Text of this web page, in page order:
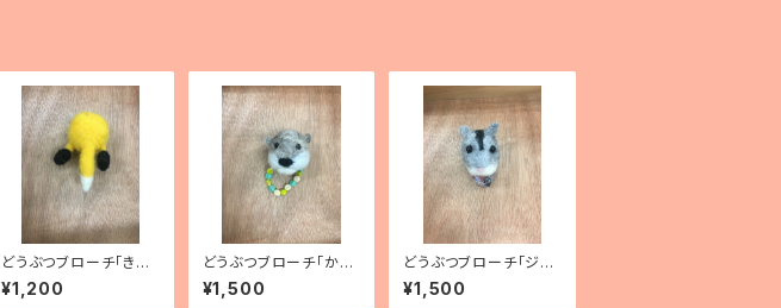
どうぶつブローチ「きつ
ねのおしり」
¥1,200
どうぶつブローチ「かわ
うそ」
¥1,500
どうぶつブローチ「ジャ
ンガリアンハムスター」
¥1,500